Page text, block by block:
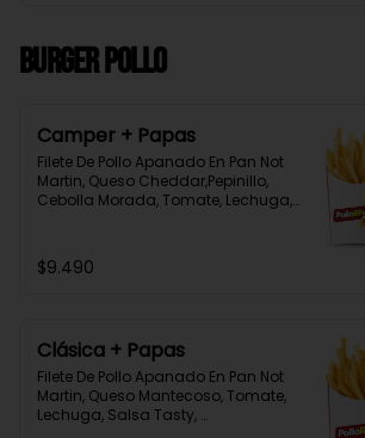
Burger Pollo
Camper + Papas
Filete De Pollo Apanado En Pan Not
Martin, Queso Cheddar,Pepinillo,
Cebolla Morada, Tomate, Lechuga,
$9.490
Clásica + Papas
Filete De Pollo Apanado En Pan Not
Martin, Queso Mantecoso, Tomate,
Lechuga, Salsa Tasty,